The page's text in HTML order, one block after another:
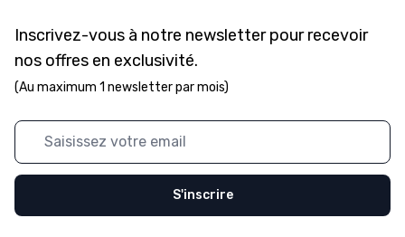
Inscrivez-vous à notre newsletter pour recevoir
nos offres en exclusivité.
(Au maximum 1 newsletter par mois)
Adresse mail
S'inscrire